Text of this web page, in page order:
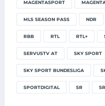
MAGENTASPORT
MLS SEASON PASS NDR
RBB RTL RTL+
SERVUSTV AT SKY SPORT
SKY SPORT BUNDESLIGA
SPORTDIGITAL SR